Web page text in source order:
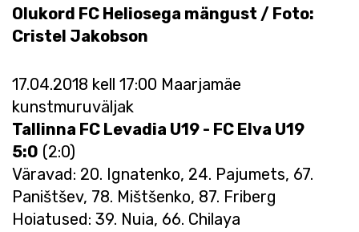
Olukord FC Heliosega mängust / Foto:
Cristel Jakobson
17.04.2018 kell 17:00 Maarjamäe
kunstmuruväljak
Tallinna FC Levadia U19 - FC Elva U19
5:0 (2:0)
Väravad: 20. Ignatenko, 24. Pajumets, 67.
Paništšev, 78. Mištšenko, 87. Friberg
Hoiatused: 39. Nuia, 66. Chilaya